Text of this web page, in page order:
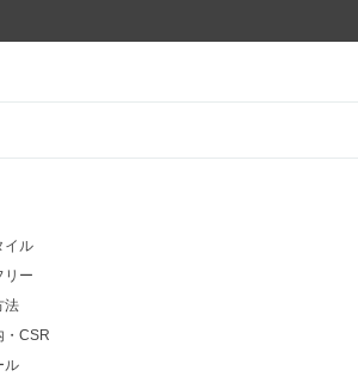
イル
リー
法
・CSR
ル